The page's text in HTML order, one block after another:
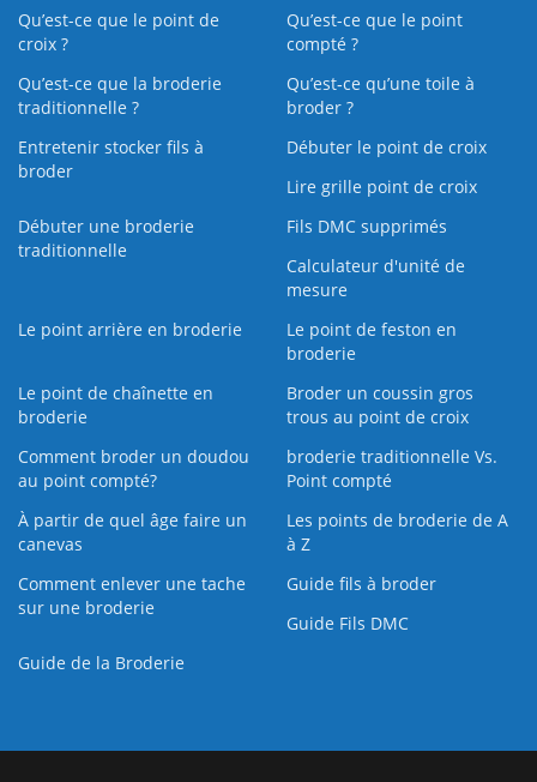
Qu’est-ce que le point de
croix ?
Qu’est-ce que le point
compté ?
Qu’est-ce que la broderie
traditionnelle ?
Qu’est‑ce qu’une toile à
broder ?
Entretenir stocker fils à
broder
Débuter le point de croix
Lire grille point de croix
Débuter une broderie
traditionnelle
Fils DMC supprimés
Calculateur d'unité de
mesure
Le point arrière en broderie
Le point de feston en
broderie
Le point de chaînette en
broderie
Broder un coussin gros
trous au point de croix
Comment broder un doudou
au point compté?
broderie traditionnelle Vs.
Point compté
À partir de quel âge faire un
canevas
Les points de broderie de A
à Z
Comment enlever une tache
sur une broderie
Guide fils à broder
Guide Fils DMC
Guide de la Broderie